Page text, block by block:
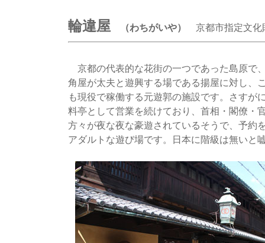
輪違屋 （わちがいや） 京都市指定文化
京都の代表的な花街の一つであった島原で
角屋が太夫と遊興する場である揚屋に対し、
も現役で稼働する元遊郭の施設です。さすが
料亭として営業を続けており、首相・閣僚・
方々が夜な夜な豪遊されているそうで、予約
アダルトな遊び場です。日本に階級は無いと